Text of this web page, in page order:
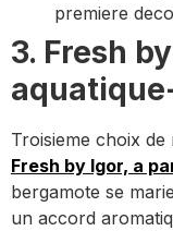
premiere
3. Fresh
Troisieme choix de
Fresh by Igor, a
bergamote se
un accord